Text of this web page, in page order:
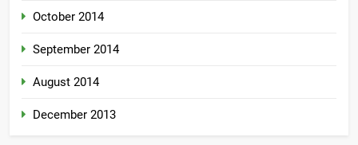
October 2014
September 2014
August 2014
December 2013